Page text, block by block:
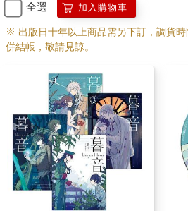
全選 加入購物車
※ 出版日十年以上商品需另下訂，調貨
併結帳，敬請見諒。